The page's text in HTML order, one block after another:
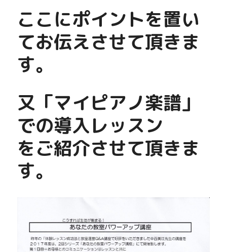
ここにポイントを置い
てお伝えさせて頂きま
す。
又「マイピアノ楽譜」
での導入レッスン
をご紹介させて頂きま
す。